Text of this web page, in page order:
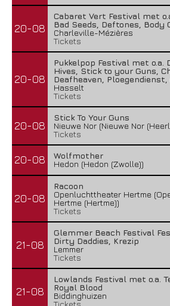
20-08
Cabaret Vert Festival met
Bad Seeds, Deftones, Body
Charleville-Mézières
Tickets
20-08
Pukkelpop Festival met o.a.
Hives, Stick to your Guns,
Deafheaven, Ploegendienst,
Hasselt
Tickets
20-08
Stick To Your Guns
Nieuwe Nor (Nieuwe Nor
Tickets
20-08
Wolfmother
Hedon (Hedon (Zwolle))
20-08
Racoon
Openluchttheater Hertme
Hertme (Hertme))
Tickets
21-08
Glemmer Beach Festival
Dirty Daddies, Krezip
Lemmer
Tickets
21-08
Lowlands Festival met o.a.
Royal Blood
Biddinghuizen
Tickets